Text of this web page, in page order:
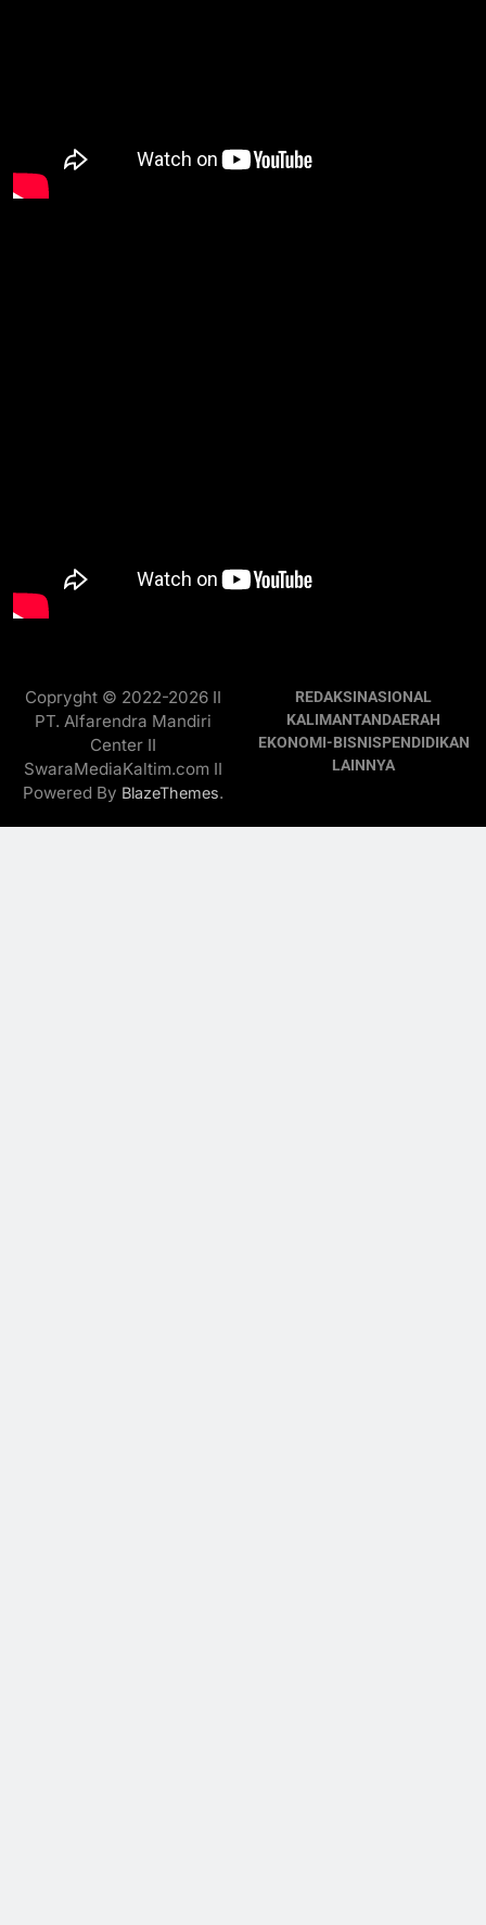
Copryght © 2022-2026 II
PT. Alfarendra Mandiri
Center II
SwaraMediaKaltim.com II
Powered By BlazeThemes.
REDAKSINASIONAL
KALIMANTANDAERAH
EKONOMI-BISNISPENDIDIKAN
LAINNYA